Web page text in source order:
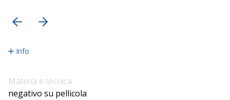
Info
Materia e tecnica
negativo su pellicola